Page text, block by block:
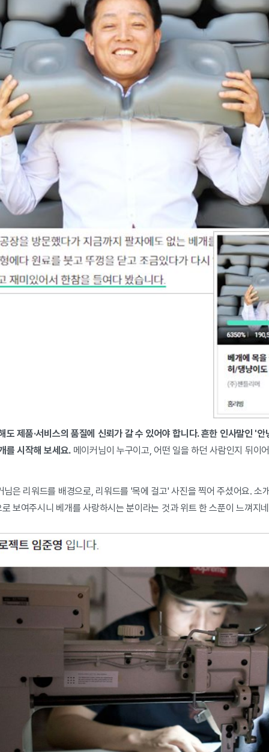
도 제품·서비스의 품질에 신뢰가 갈 수 있어야 합니다. 흔한 인사말인 '
를 시작해 보세요. 메이커님이 누구이고, 어떤 일을 하던 사람인지 뒤이
님은 리워드를 배경으로, 리워드를 '목에 걸고' 사진을 찍어 주셨어요. 소
보여주시니 베개를 사랑하시는 분이라는 것과 위트 한 스푼이 느껴지